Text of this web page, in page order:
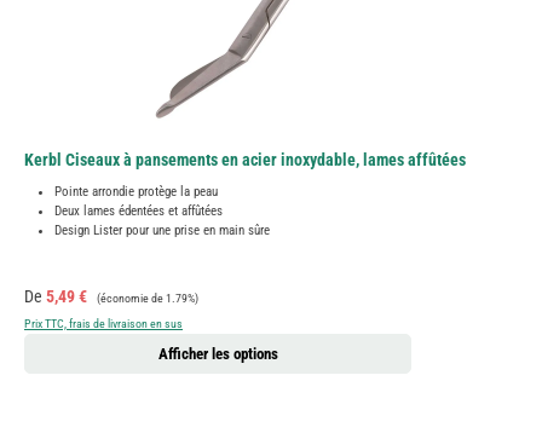
Kerbl Ciseaux à pansements en acier inoxydable, lames affûtées
Pointe arrondie protège la peau
Deux lames édentées et affûtées
Design Lister pour une prise en main sûre
Prix de vente :
De 5,49 € Prix régulier :
(économie de 1.79%)
Prix TTC, frais de livraison en sus
Afficher les options